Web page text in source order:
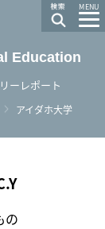
MENU
Education
ーレポート
アイダホ大学
の